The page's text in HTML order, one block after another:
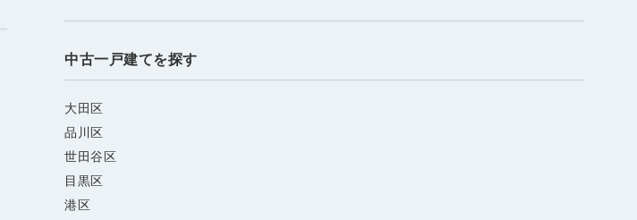
中古一戸建てを探す
大田区
品川区
世田谷区
目黒区
港区